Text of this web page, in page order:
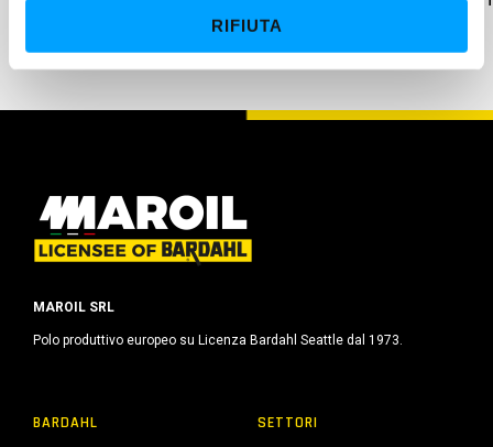
RIFIUTA
MAROIL SRL
Polo produttivo europeo su Licenza Bardahl Seattle dal 1973.
BARDAHL SETTORI